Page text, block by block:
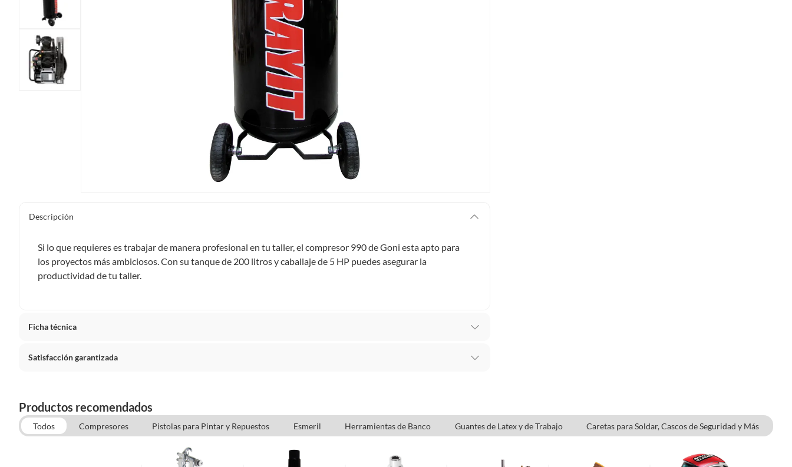
Descripción
Si lo que requieres es trabajar de manera profesional en tu taller, el compresor 990 de Goni esta apto para
los proyectos más ambiciosos. Con su tanque de 200 litros y caballaje de 5 HP puedes asegurar la
productividad de tu taller.
Ficha técnica
Alimentación
Ancho 85.1 cm
Satisfacción garantizada
Todas las compras que realices en Sodimac están sujetas al beneficio de Satisfacción garantizada. Esto significa
que, si no te gustó el producto que adquiriste o te diste cuenta de que necesitas otro tipo de producto para tus
proyectos, puedes solicitar la devolución de tu dinero o el cambio de producto dentro de los primeros 30 días
naturales, después de haberlo recibido.
Productos recomendados
Todos Compresores Pistolas para Pintar y Repuestos Esmeril Herramientas de Banco Guantes de Latex y de Trabajo
Caretas para Soldar, Cascos de Seguridad y Más